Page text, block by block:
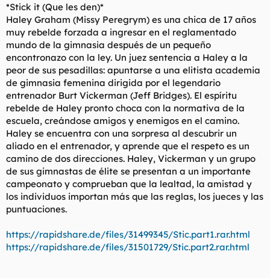
*Stick it (Que les den)*
Haley Graham (Missy Peregrym) es una chica de 17 años
muy rebelde forzada a ingresar en el reglamentado
mundo de la gimnasia después de un pequeño
encontronazo con la ley. Un juez sentencia a Haley a la
peor de sus pesadillas: apuntarse a una elitista academia
de gimnasia femenina dirigida por el legendario
entrenador Burt Vickerman (Jeff Bridges). El espíritu
rebelde de Haley pronto choca con la normativa de la
escuela, creándose amigos y enemigos en el camino.
Haley se encuentra con una sorpresa al descubrir un
aliado en el entrenador, y aprende que el respeto es un
camino de dos direcciones. Haley, Vickerman y un grupo
de sus gimnastas de élite se presentan a un importante
campeonato y comprueban que la lealtad, la amistad y
los individuos importan más que las reglas, los jueces y las
puntuaciones.
https://rapidshare.de/files/31499345/Stic.part1.rar.html
https://rapidshare.de/files/31501729/Stic.part2.rar.html